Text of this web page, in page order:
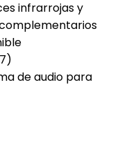
infrarrojas y
de audio para